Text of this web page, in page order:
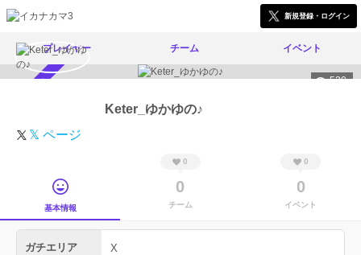
新規登録・ログイン
プレイヤー チーム イベント
520
Keter_ゆかゆの♪
𝕏 ページ
基本情報
0
0
チーム
0
0
イベント
ガチエリア X